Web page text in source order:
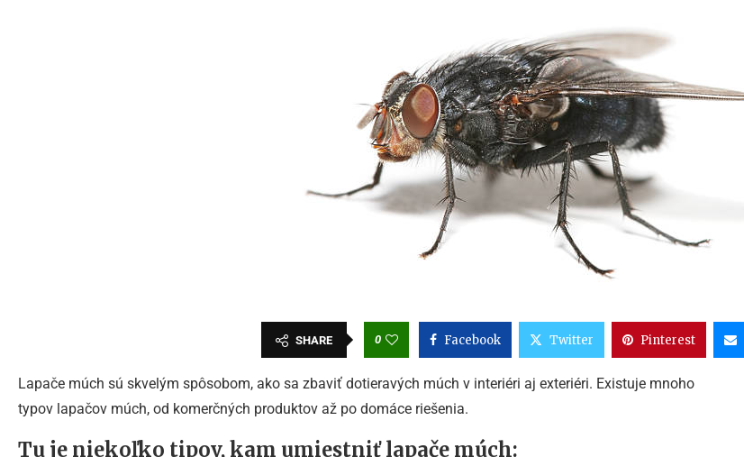
SHARE 0 Facebook Twitter Pinterest
Lapače múch sú skvelým spôsobom, ako sa zbaviť dotieravých múch v interiéri aj exteriéri. Existuje mnoho
typov lapačov múch, od komerčných produktov až po domáce riešenia.
Tu je niekoľko tipov, kam umiestniť lapače múch: